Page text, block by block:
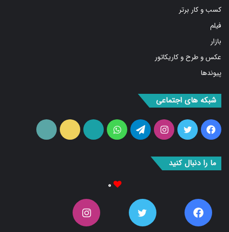
فیلم
بازار
عکس و طرح و کاریکاتور
پیوندها
بوک
آپ
۰
Fans
۰
دنبال کننده‌ها
۰
Followers